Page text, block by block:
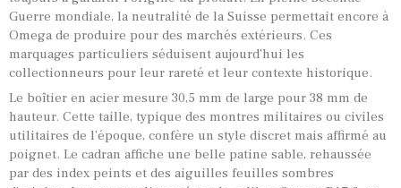
Guerre mondiale, la neutralité de la Suisse permettait encore à
Omega de produire pour des marchés extérieurs. Ces
marquages particuliers séduisent aujourd’hui les
collectionneurs pour leur rareté et leur contexte historique.
Le boîtier en acier mesure 30,5 mm de large pour 38 mm de
hauteur. Cette taille, typique des montres militaires ou civiles
utilitaires de l’époque, confère un style discret mais affirmé au
poignet. Le cadran affiche une belle patine sable, rehaussée
par des index peints et des aiguilles feuilles sombres